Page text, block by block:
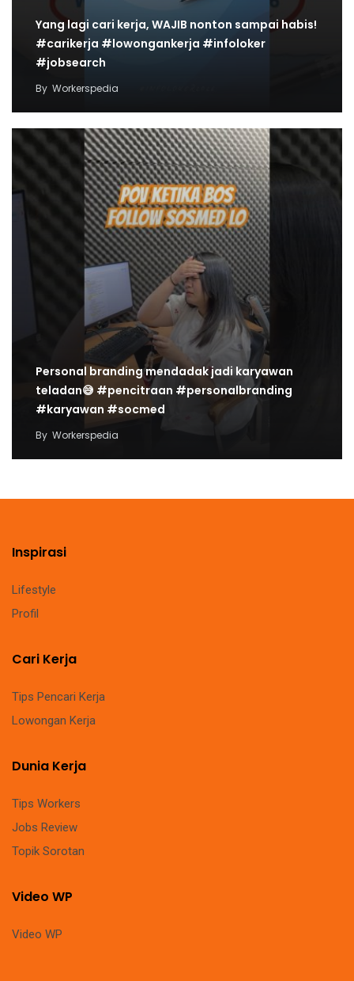
Yang lagi cari kerja, WAJIB nonton sampai habis!
#carikerja #lowongankerja #infoloker
#jobsearch
By Workerspedia
Personal branding mendadak jadi karyawan
teladan😅 #pencitraan #personalbranding
#karyawan #socmed
By Workerspedia
Inspirasi
Lifestyle
Profil
Cari Kerja
Tips Pencari Kerja
Lowongan Kerja
Dunia Kerja
Tips Workers
Jobs Review
Topik Sorotan
Video WP
Video WP